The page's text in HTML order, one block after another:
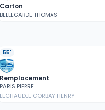
Carton
BELLEGARDE THOMAS
55'
Remplacement
PARIS PIERRE
LECHAUDEE CORBAY HENRY